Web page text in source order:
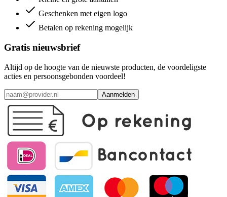
Geschenken met eigen logo
Betalen op rekening mogelijk
Gratis nieuwsbrief
Altijd op de hoogte van de nieuwste producten, de voordeligste
acties en persoonsgebonden voordeel!
Aanmelden